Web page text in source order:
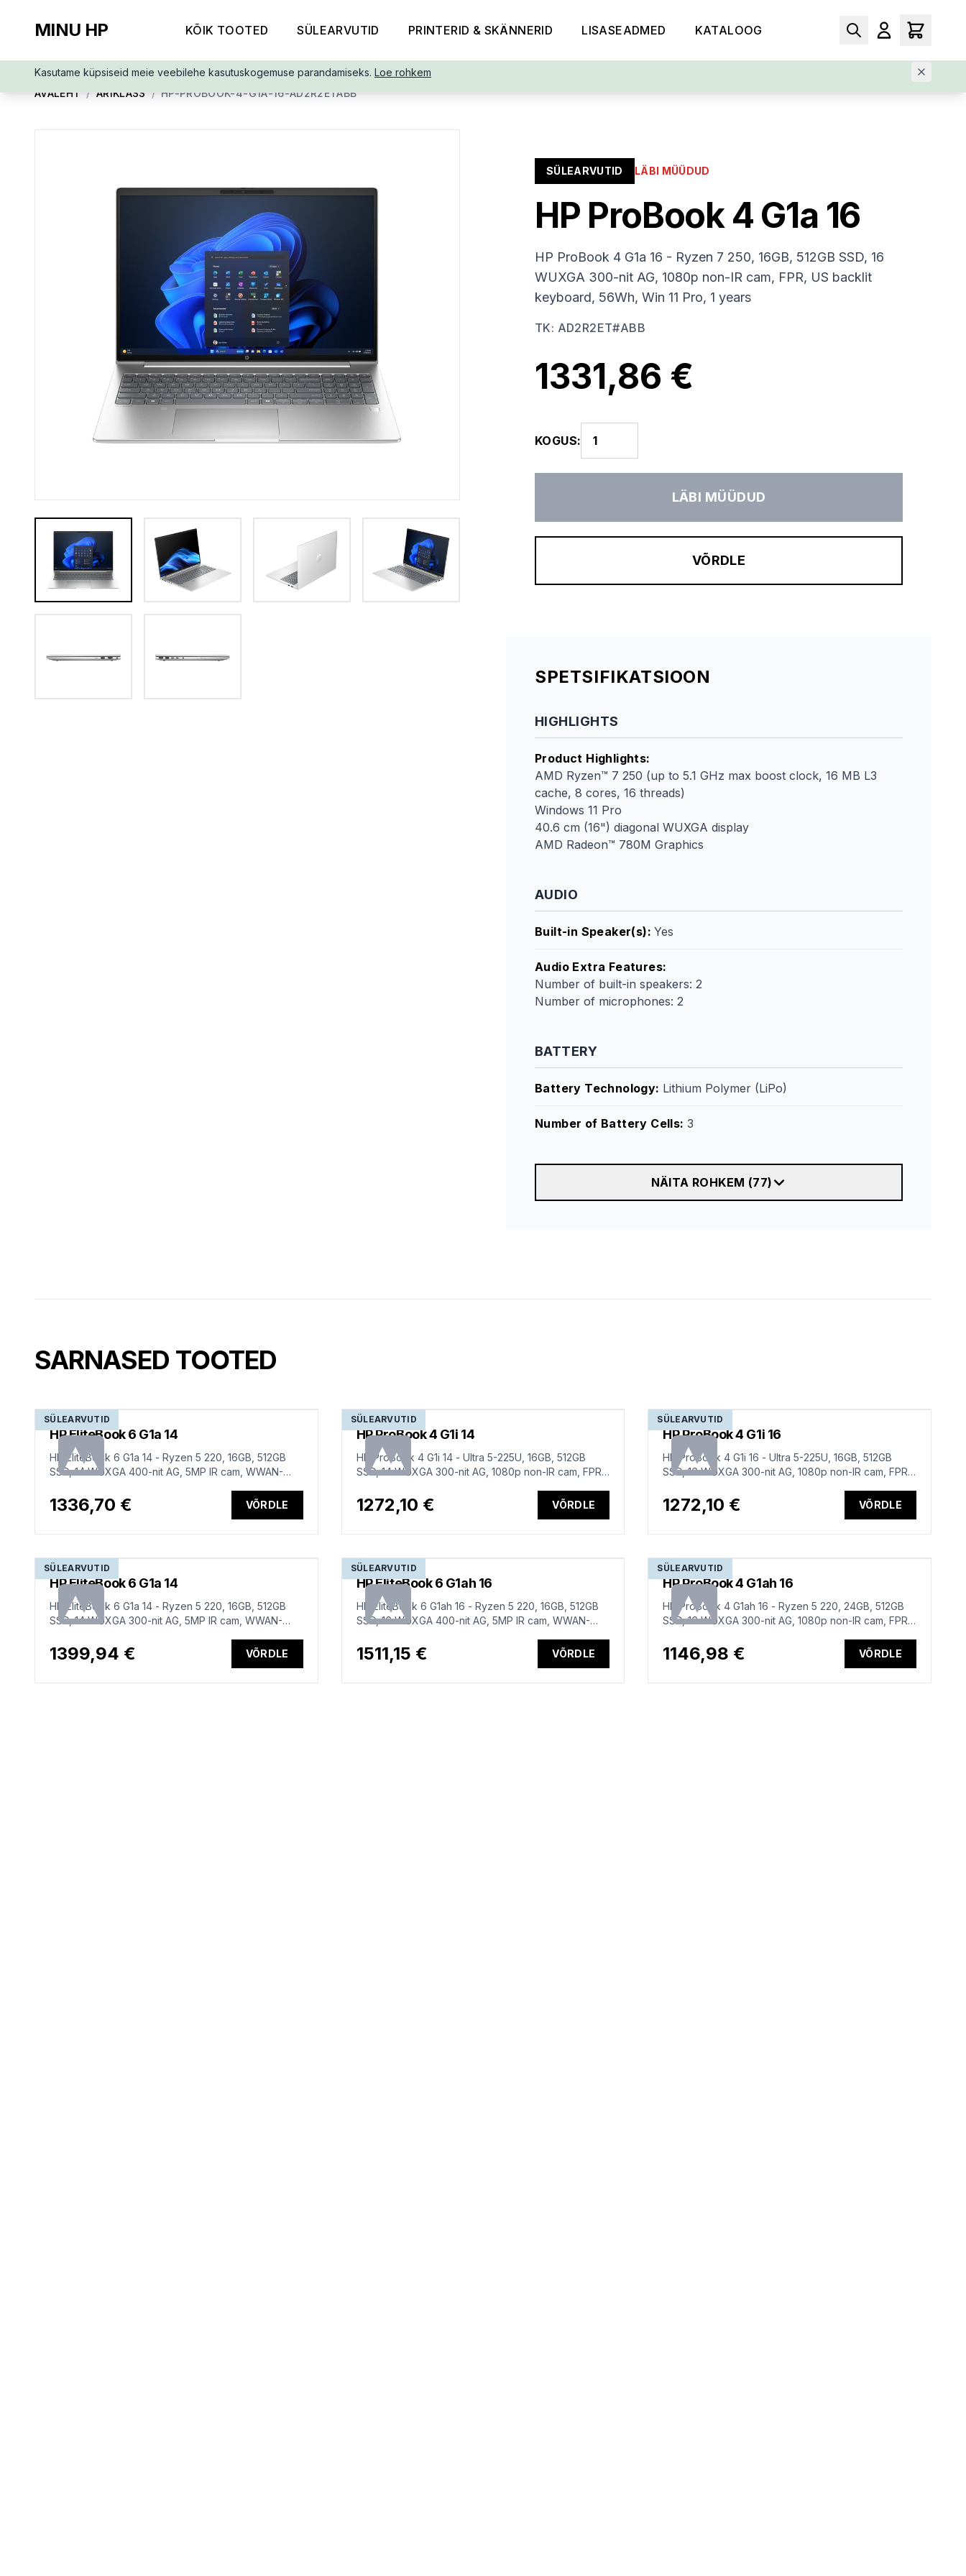
MINU HP KÕIK TOOTED SÜLEARVUTID PRINTERID & SKÄNNERID LISASEADMED KATALOOG
Kasutame küpsiseid meie veebilehe kasutuskogemuse parandamiseks. Loe rohkem
AVALEHT / ÄRIKLASS / HP-PROBOOK-4-G1A-16-AD2R2ETABB
SÜLEARVUTID LÄBI MÜÜDUD
HP ProBook 4 G1a 16
HP ProBook 4 G1a 16 - Ryzen 7 250, 16GB, 512GB SSD, 16
WUXGA 300-nit AG, 1080p non-IR cam, FPR, US backlit
keyboard, 56Wh, Win 11 Pro, 1 years
TK: AD2R2ET#ABB
1331,86 €
KOGUS:
LÄBI MÜÜDUD
VÕRDLE
SPETSIFIKATSIOON
HIGHLIGHTS
Product Highlights:
AMD Ryzen™ 7 250 (up to 5.1 GHz max boost clock, 16 MB L3
cache, 8 cores, 16 threads)
Windows 11 Pro
40.6 cm (16") diagonal WUXGA display
AMD Radeon™ 780M Graphics
AUDIO
Built-in Speaker(s):Yes
Audio Extra Features:
Number of built-in speakers: 2
Number of microphones: 2
BATTERY
Battery Technology: Lithium Polymer (LiPo)
Number of Battery Cells:3
NÄITA ROHKEM (77)
SARNASED TOOTED
SÜLEARVUTID
HP EliteBook 6 G1a 14
HP EliteBook 6 G1a 14 - Ryzen 5 220, 16GB, 512GB
SSD, 14 WUXGA 400-nit AG, 5MP IR cam, WWAN-
56Wh, Win 11 Pro, 3 years
1336,70 € VÕRDLE
SÜLEARVUTID
HP ProBook 4 G1i 14
HP ProBook 4 G1i 14 - Ultra 5-225U, 16GB, 512GB
SSD, 14 WUXGA 300-nit AG, 1080p non-IR cam, FPR,
1272,10 € VÕRDLE
SÜLEARVUTID
HP ProBook 4 G1i 16
HP ProBook 4 G1i 16 - Ultra 5-225U, 16GB, 512GB
SSD, 16 WUXGA 300-nit AG, 1080p non-IR cam, FPR,
1272,10 € VÕRDLE
SÜLEARVUTID
HP EliteBook 6 G1a 14
HP EliteBook 6 G1a 14 - Ryzen 5 220, 16GB, 512GB
SSD, 14 WUXGA 300-nit AG, 5MP IR cam, WWAN-
56Wh, Win 11 Pro, 3 years
1399,94 € VÕRDLE
SÜLEARVUTID
HP EliteBook 6 G1ah 16
HP EliteBook 6 G1ah 16 - Ryzen 5 220, 16GB, 512GB
SSD, 16 WUXGA 400-nit AG, 5MP IR cam, WWAN-
Win 11 Pro, 3 years
1511,15 € VÕRDLE
SÜLEARVUTID
HP ProBook 4 G1ah 16
HP ProBook 4 G1ah 16 - Ryzen 5 220, 24GB, 512GB
SSD, 16 WUXGA 300-nit AG, 1080p non-IR cam, FPR,
1146,98 € VÕRDLE